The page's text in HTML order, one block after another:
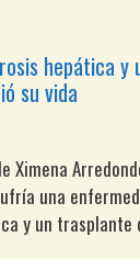
hepática y
su vida
Ximena
una
y un trasplante